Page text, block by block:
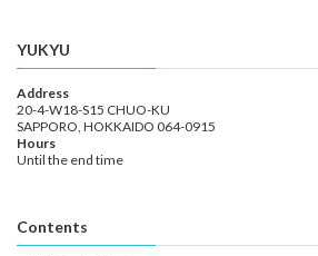
YUKYU
Address
20-4-W18-S15 CHUO-KU
SAPPORO, HOKKAIDO 064-0915
Hours
Until the end time
Contents